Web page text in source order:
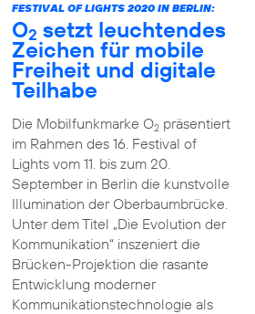
FESTIVAL OF LIGHTS 2020 IN BERLIN:
O2 setzt leuchtendes
Zeichen für mobile
Freiheit und digitale
Teilhabe
Die Mobilfunkmarke O2präsentiert
im Rahmen des 16. Festival of
Lights vom 11. bis zum 20.
September in Berlin die kunstvolle
Illumination der Oberbaumbrücke.
Unter dem Titel „Die Evolution der
Kommunikation“ inszeniert die
Brücken-Projektion die rasante
Entwicklung moderner
Kommunikationstechnologie als